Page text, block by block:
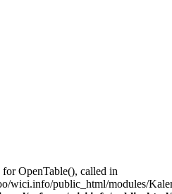
OpenTable(), called in
wici.info/public_html/modules/